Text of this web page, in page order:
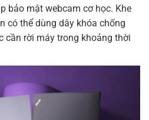
bảo mật webcam cơ học. Khe
có thể dùng dây khóa chống
cần rời máy trong khoảng thời